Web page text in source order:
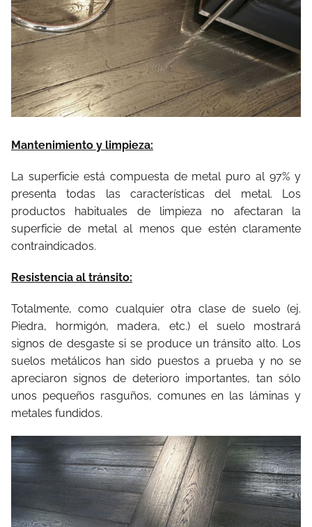
Mantenimiento y limpieza:
La superficie está compuesta de metal puro al 97% y
presenta todas las características del metal. Los
productos habituales de limpieza no afectaran la
superficie de metal al menos que estén claramente
contraindicados.
Resistencia al tránsito:
Totalmente, como cualquier otra clase de suelo (ej.
Piedra, hormigón, madera, etc.) el suelo mostrará
signos de desgaste si se produce un tránsito alto. Los
suelos metálicos han sido puestos a prueba y no se
apreciaron signos de deterioro importantes, tan sólo
unos pequeños rasguños, comunes en las láminas y
metales fundidos.